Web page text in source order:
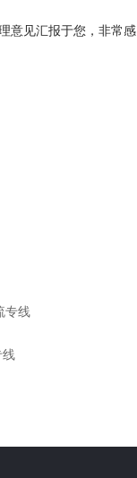
意见汇报于您，非常感
专线